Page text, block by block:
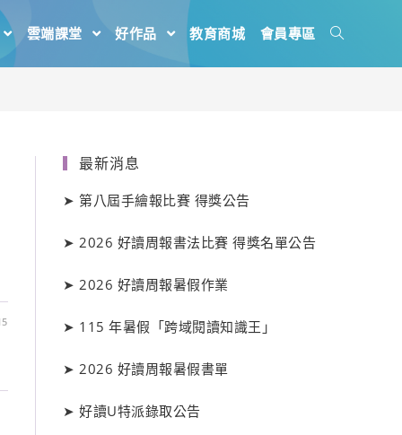
雲端課堂 好作品 教育商城 會員專區
最新消息
➤ 第八屆手繪報比賽 得獎公告
➤ 2026 好讀周報書法比賽 得獎名單公告
➤ 2026 好讀周報暑假作業
➤ 115 年暑假「跨域閱讀知識王」
➤ 2026 好讀周報暑假書單
➤ 好讀U特派錄取公告